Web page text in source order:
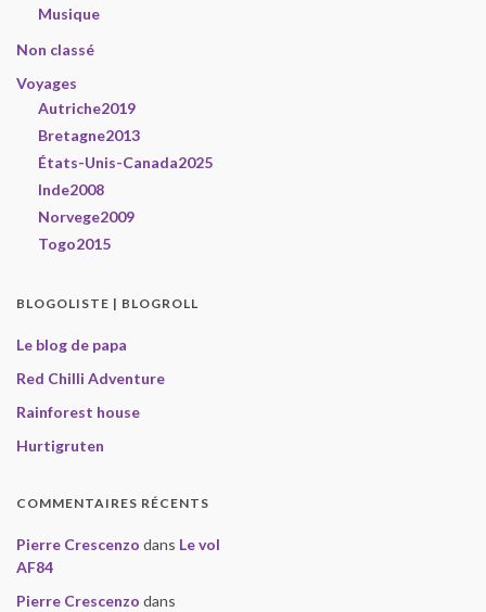
Musique
Non classé
Voyages
Autriche2019
Bretagne2013
États-Unis-Canada2025
Inde2008
Norvege2009
Togo2015
BLOGOLISTE | BLOGROLL
Le blog de papa
Red Chilli Adventure
Rainforest house
Hurtigruten
COMMENTAIRES RÉCENTS
Pierre Crescenzo dans Le vol
AF84
Pierre Crescenzo dans